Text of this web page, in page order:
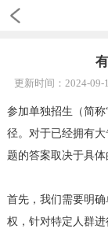
更新时间：2024-09-
参加单独招生（简
径。对于已经拥有
题的答案取决于具体
首先，我们需要明
权，针对特定人群